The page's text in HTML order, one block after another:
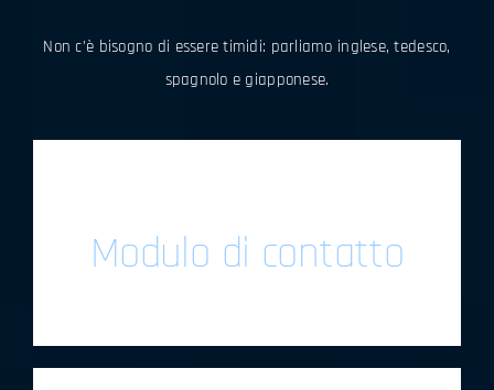
Non c’è bisogno di essere timidi: parliamo inglese, tedesco,
spagnolo e giapponese.
Modulo di contatto